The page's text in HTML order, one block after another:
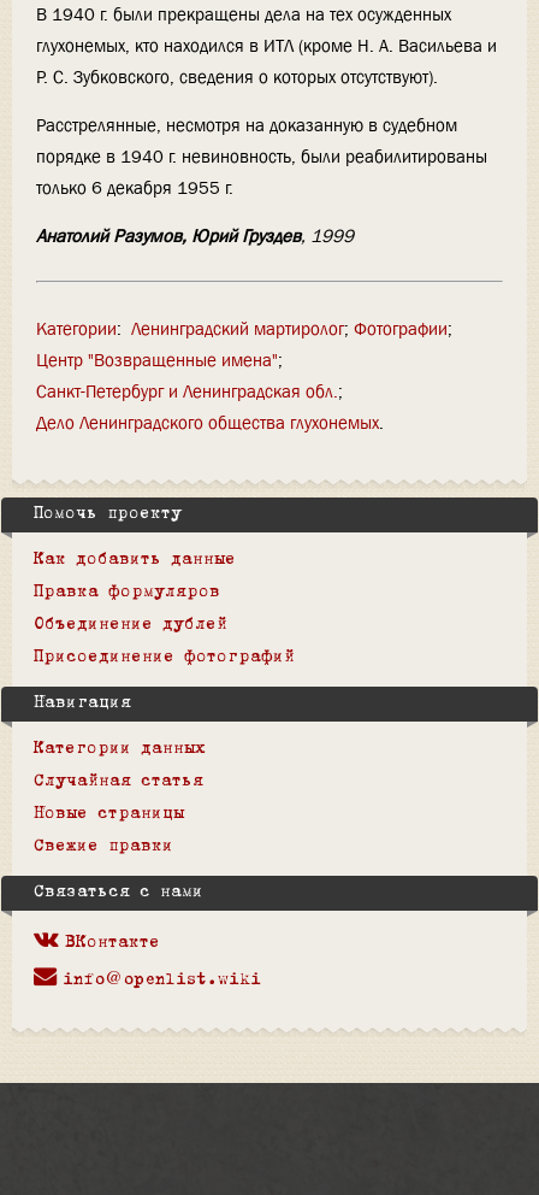
В 1940 г. были прекращены дела на тех осужденных
глухонемых, кто находился в ИТЛ (кроме Н. А. Васильева и
Р. С. Зубковского, сведения о которых отсутствуют).
Расстрелянные, несмотря на доказанную в судебном
порядке в 1940 г. невиновность, были реабилитированы
только 6 декабря 1955 г.
Анатолий Разумов, Юрий Груздев, 1999
Категории: Ленинградский мартиролог Фотографии
Центр "Возвращенные имена"
Санкт-Петербург и Ленинградская обл.
Дело Ленинградского общества глухонемых
Помочь проекту
Как добавить данные
Правка формуляров
Объединение дублей
Присоединение фотографий
Навигация
Категории данных
Случайная статья
Новые страницы
Свежие правки
Связаться с нами
ВКонтакте
info@openlist.wiki